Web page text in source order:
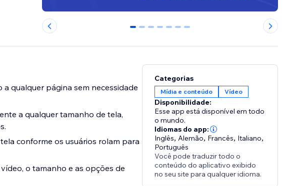
0 1 2 3 4 5 6
qualquer página sem necessidade
a qualquer tamanho de tela,
conforme os usuários rolam para
o tamanho e as opções de
Categorias
Mídia e conteúdo Vídeo
Disponibilidade:
Esse app está disponível em todo
o mundo.
Idiomas do app:
Inglês, Alemão, Francês, Italiano,
Português
Você pode traduzir todo o
conteúdo do aplicativo exibido
no seu site para qualquer idioma.